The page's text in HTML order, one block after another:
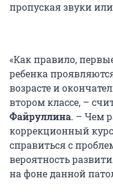
пропуская звуки
«Как правило,
ребенка
возрасте и
втором классе, –
Файруллина. – Чем
коррекционный
справиться с
вероятность
на фоне данной